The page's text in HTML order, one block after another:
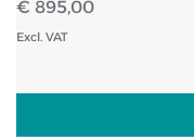
€ 895,00
Excl. VAT